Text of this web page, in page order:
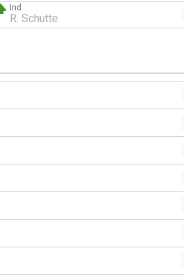
Ind
R. Schutte